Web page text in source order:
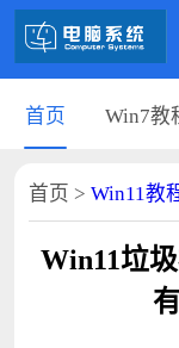
首页 Win7教
首页 > Win11教
Win11垃